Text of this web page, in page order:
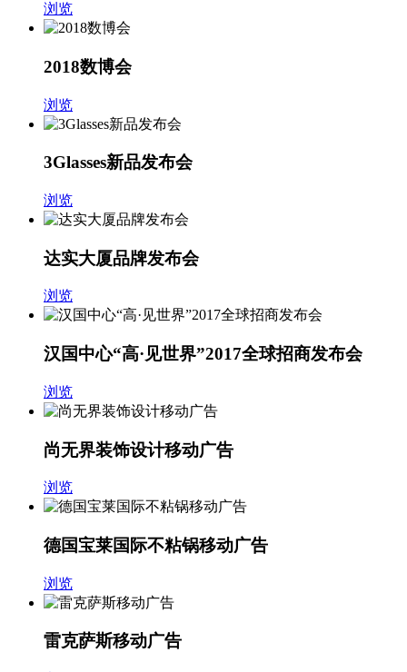
浏览
2018数博会
浏览
3Glasses新品发布会
浏览
达实大厦品牌发布会
浏览
汉国中心“高·见世界”2017全球招商发布会
浏览
尚无界装饰设计移动广告
浏览
德国宝莱国际不粘锅移动广告
浏览
雷克萨斯移动广告